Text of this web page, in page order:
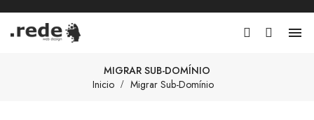

MIGRAR SUB-DOMÍNIO
Inicio
Migrar Sub-Domínio